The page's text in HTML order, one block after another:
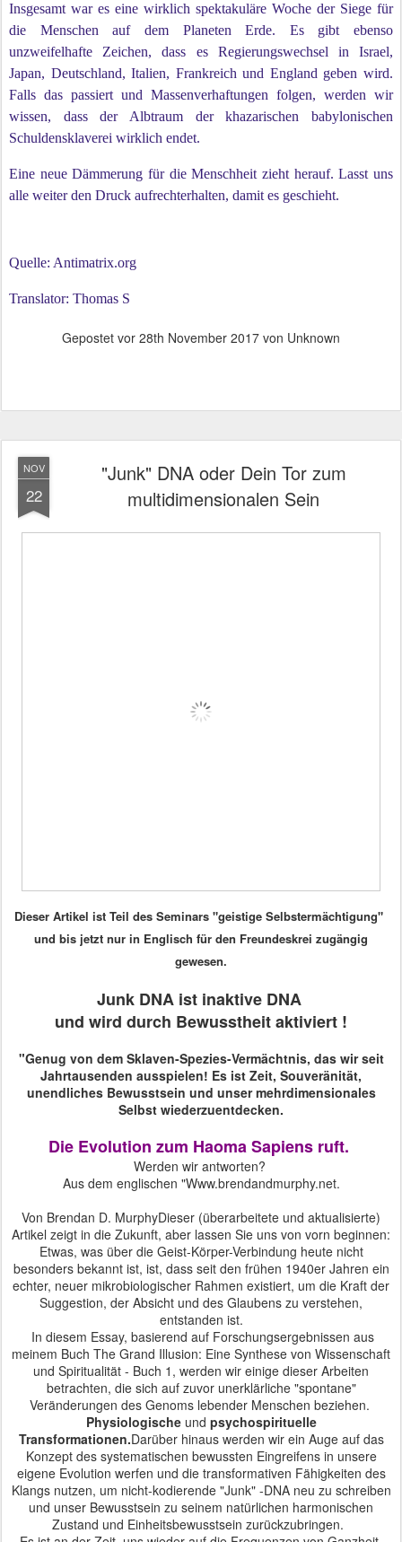
Insgesamt war es eine wirklich spektakuläre Woche der Siege für
die Menschen auf dem Planeten Erde. Es gibt ebenso
unzweifelhafte Zeichen, dass es Regierungswechsel in Israel,
Japan, Deutschland, Italien, Frankreich und England geben wird.
Falls das passiert und Massenverhaftungen folgen, werden wir
wissen, dass der Albtraum der khazarischen babylonischen
Schuldensklaverei wirklich endet.
Eine neue Dämmerung für die Menschheit zieht herauf. Lasst uns
alle weiter den Druck aufrechterhalten, damit es geschieht.
Quelle: Antimatrix.org
Translator: Thomas S
Gepostet vor 28th November 2017 von Unknown
NOV
22
"Junk" DNA oder Dein Tor zum
multidimensionalen Sein
Dieser Artikel ist Teil des Seminars "geistige Selbstermächtigung"
und bis jetzt nur in Englisch für den Freundeskrei zugängig
gewesen.
Junk DNA ist inaktive DNA
und wird durch Bewusstheit aktiviert !
"Genug von dem Sklaven-Spezies-Vermächtnis, das wir seit
Jahrtausenden ausspielen! Es ist Zeit, Souveränität,
unendliches Bewusstsein und unser mehrdimensionales
Selbst wiederzuentdecken.
Die Evolution zum Haoma Sapiens ruft.
Werden wir antworten?
Aus dem englischen "Www.brendandmurphy.net.
Von Brendan D. MurphyDieser (überarbeitete und aktualisierte)
Artikel zeigt in die Zukunft, aber lassen Sie uns von vorn beginnen:
Etwas, was über die Geist-Körper-Verbindung heute nicht
besonders bekannt ist, ist, dass seit den frühen 1940er Jahren ein
echter, neuer mikrobiologischer Rahmen existiert, um die Kraft der
Suggestion, der Absicht und des Glaubens zu verstehen,
entstanden ist.
In diesem Essay, basierend auf Forschungsergebnissen aus
meinem Buch The Grand Illusion: Eine Synthese von Wissenschaft
und Spiritualität - Buch 1, werden wir einige dieser Arbeiten
betrachten, die sich auf zuvor unerklärliche "spontane"
Veränderungen des Genoms lebender Menschen beziehen.
Physiologische und psychospirituelle
Transformationen.Darüber hinaus werden wir ein Auge auf das
Konzept des systematischen bewussten Eingreifens in unsere
eigene Evolution werfen und die transformativen Fähigkeiten des
Klangs nutzen, um nicht-kodierende "Junk" -DNA neu zu schreiben
und unser Bewusstsein zu seinem natürlichen harmonischen
Zustand und Einheitsbewusstsein zurückzubringen.